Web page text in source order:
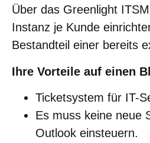
Über das Greenlight
Instanz je Kunde
Bestandteil einer bereits
Ihre Vorteile auf einen
Ticketsystem für IT-
Es muss keine neue
Outlook einsteuern.